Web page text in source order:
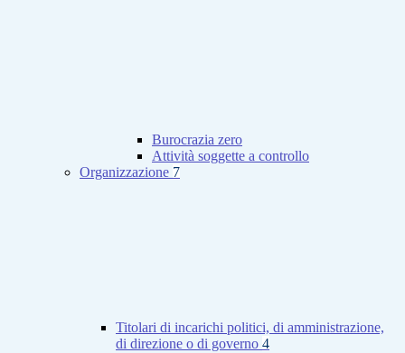
Burocrazia zero
Attività soggette a controllo
Organizzazione 7
Titolari di incarichi politici, di amministrazione,
di direzione o di governo 4